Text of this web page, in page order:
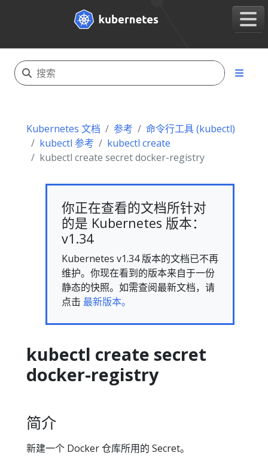
Kubernetes 文档 参考
命令行工具 (kubectl)
kubectl 参考
kubectl create
kubectl create secret docker-registry
你正在查看的文档所针对
的是 Kubernetes 版本：
v1.34
Kubernetes v1.34 版本的文档已不再
维护。你现在看到的版本来自于一份
静态的快照。如需查阅最新文档，请
点击 最新版本。
kubectl create secret
docker-registry
简介
新建一个 Docker 仓库所用的 Secret。